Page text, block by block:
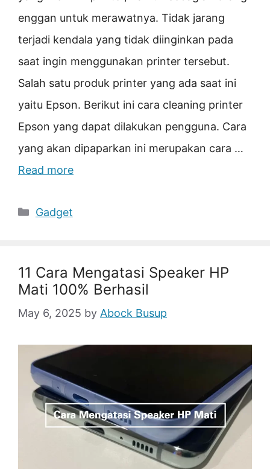
enggan untuk merawatnya. Tidak jarang
terjadi kendala yang tidak diinginkan pada
saat ingin menggunakan printer tersebut.
Salah satu produk printer yang ada saat ini
yaitu Epson. Berikut ini cara cleaning printer
Epson yang dapat dilakukan pengguna. Cara
yang akan dipaparkan ini merupakan cara …
Read more
Categories
Gadget
11 Cara Mengatasi Speaker HP
Mati 100% Berhasil
May 6, 2025 by Abock Busup